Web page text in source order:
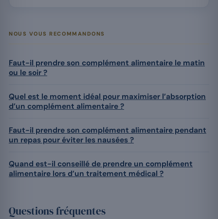
NOUS VOUS RECOMMANDONS
Faut-il prendre son complément alimentaire le matin
ou le soir ?
Quel est le moment idéal pour maximiser l’absorption
d’un complément alimentaire ?
Faut-il prendre son complément alimentaire pendant
un repas pour éviter les nausées ?
Quand est-il conseillé de prendre un complément
alimentaire lors d’un traitement médical ?
Questions fréquentes